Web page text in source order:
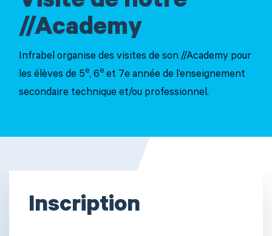
//Academy
Infrabel organise des visites de son //Academy pour
les élèves de 5e, 6e et 7e année de l’enseignement
secondaire technique et/ou professionnel.
Inscription